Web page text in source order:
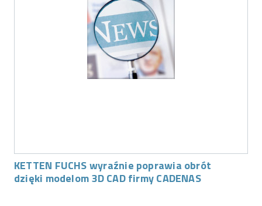
KETTEN FUCHS wyraźnie poprawia obrót
dzięki modelom 3D CAD firmy CADENAS